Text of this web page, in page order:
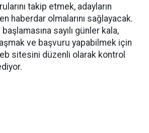
takip etmek, adayların
haberdar olmalarını sağlayacak.
sayılı günler kala,
ve başvuru yapabilmek için
sitesini düzenli olarak kontrol